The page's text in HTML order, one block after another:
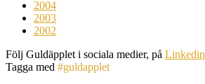
2004
2003
2002
Följ Guldäpplet i sociala medier, på Linkedin
Tagga med #guldapplet